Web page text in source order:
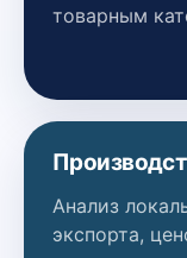
товарным
Анализ
экспорта,